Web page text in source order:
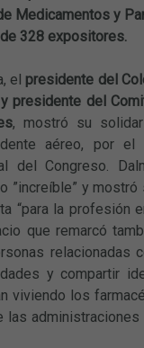
Medicamentos y
328 expositores.
el presidente del
y presidente del
, mostró su
aéreo, por
del Congreso.
”increíble” y
“para la profesión
que remarcó
relacionadas
y compartir
viviendo los